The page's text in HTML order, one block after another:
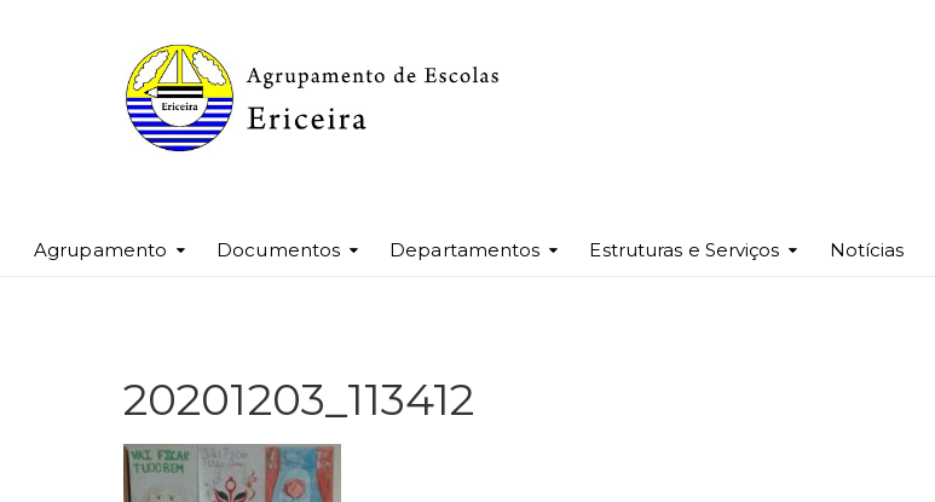
Agrupamento Documentos Departamentos Estruturas e Serviços Notícias
20201203_113412